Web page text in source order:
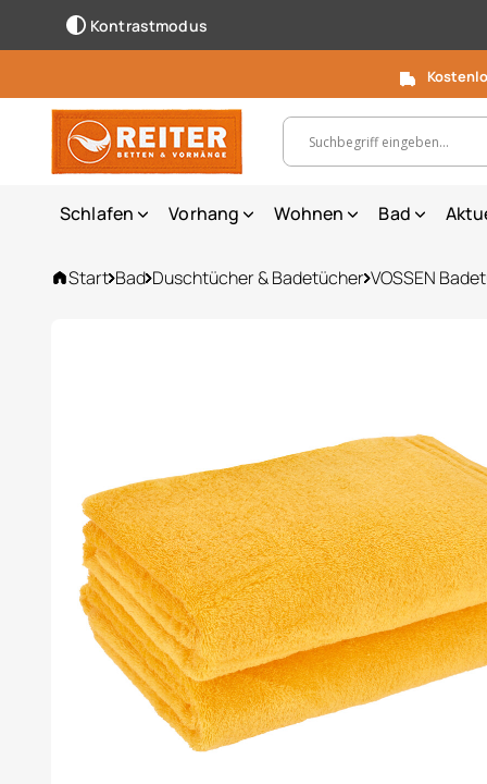
Kontrastmodus
Suchbegriff, Artikelnummer ...
Schlafen Vorhang Wohnen Bad
Start Bad Duschtücher & Badetücher VOSSEN